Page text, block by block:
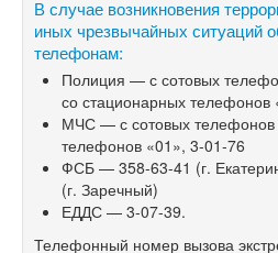
​В случае возникновения
иных чрезвычайных ситуаций
телефонам:
Полиция — с сотовых
со стационарных телефонов
МЧС — с сотовых телефонов
телефонов «01», 3-01-76
ФСБ — 358-63-41 (г.
(г. Заречный)
ЕДДС — 3-07-39.
Телефонный номер вызова